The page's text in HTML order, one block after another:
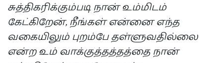
சுத்திகரிக்கும்படி நான் உம்மிடம்
கேட்கிறேன், நீங்கள் என்னை எந்த
வகையிலும் புறம்பே தள்ளுவதில்லை
என்ற உம் வாக்குத்தத்தத்தை நான்